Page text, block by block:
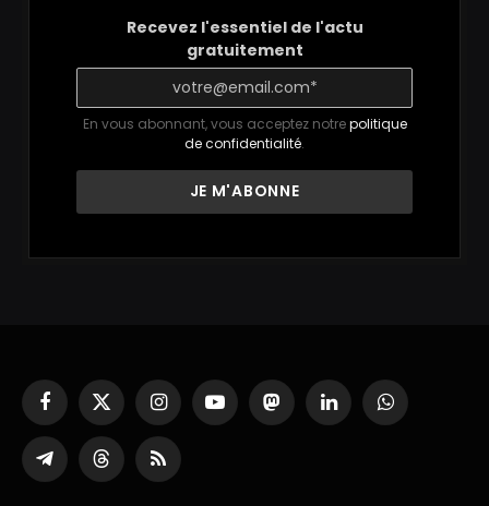
Recevez l'essentiel de l'actu
gratuitement
En vous abonnant, vous acceptez notrepolitique
de confidentialité.
Facebook
X
(Twitter)
InstagramYouTubeMastodonLinkedInWhatsApp
Partager
sur
ThreadsRSS